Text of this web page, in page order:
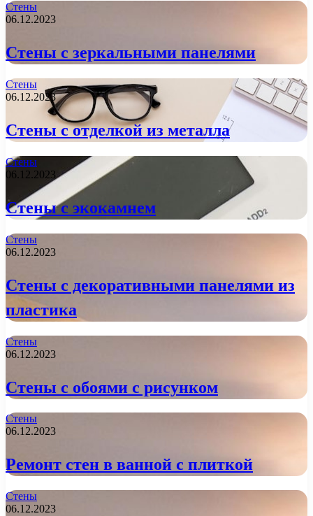
Стены
06.12.2023
Стены с зеркальными панелями
Стены
06.12.2023
Стены с отделкой из металла
Стены
06.12.2023
Стены с экокамнем
Стены
06.12.2023
Стены с декоративными панелями из
пластика
Стены
06.12.2023
Стены с обоями с рисунком
Стены
06.12.2023
Ремонт стен в ванной с плиткой
Стены
06.12.2023